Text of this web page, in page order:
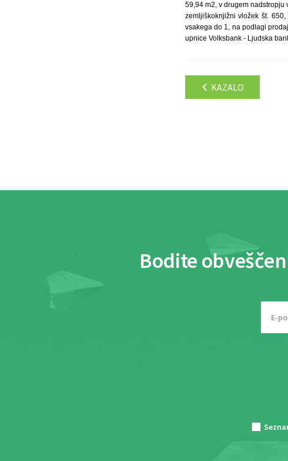
59,94 m2, v drugem nadstropju
zemljiškoknjižni vložek št.
vsakega do 1, na podlagi
upnice Volksbank - Ljudska
KAZALO
Bodite